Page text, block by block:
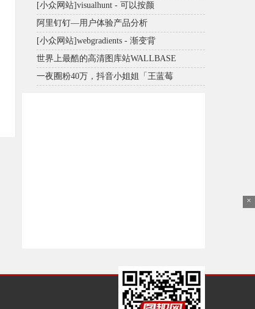
[小众网站]visualhunt - 可以按颜
阿里钉钉—用户体验产品分析
[小众网站]webgradients - 渐变背
世界上最酷的高清图库站WALLBASE
一夜圈粉40万，抖音小姐姐「王蓝莓
×